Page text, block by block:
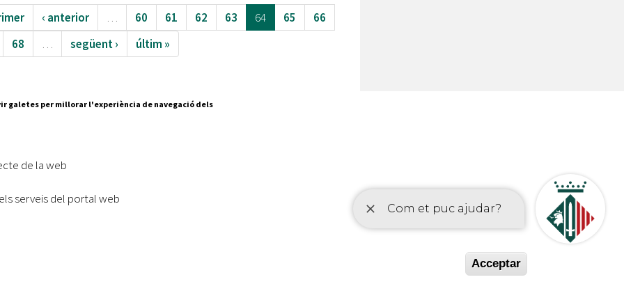
‹ anterior … 60 61 62 63 64 65
66
68
… següent › últim »
88 88
galetes per millorar l'experiència de navegació dels
de la web
serveis del portal web
Acceptar